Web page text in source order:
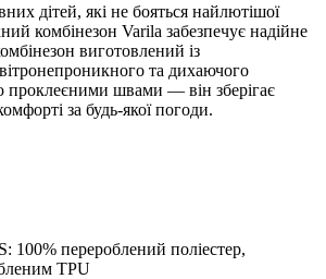
дітей, які не бояться найлютішої
комбінезон Varila забезпечує надійне
виготовлений із
та дихаючого
проклеєними швами — він зберігає
за будь-якої погоди.
100% перероблений поліестер,
TPU